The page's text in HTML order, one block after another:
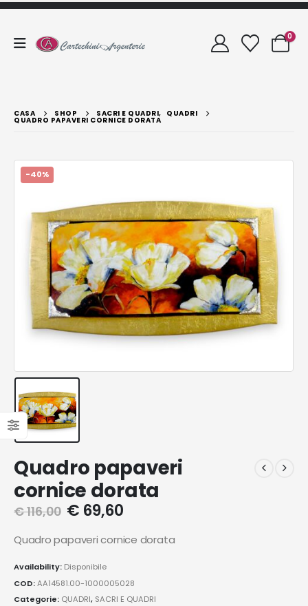
0
CASA SHOP SACRI E QUADRI, QUADRI
QUADRO PAPAVERI CORNICE DORATA
-40%
Quadro papaveri
cornice dorata
€116,00 € 69,60
Quadro papaveri cornice dorata
Availability: Disponibile
COD:AA14581.00-1000005028
Categorie: QUADRI, SACRI E QUADRI